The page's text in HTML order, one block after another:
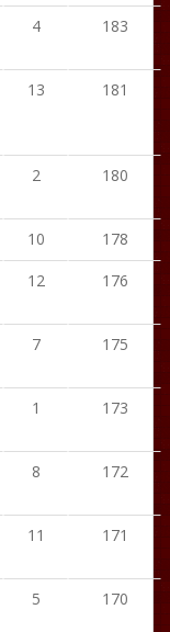
4 183
13 181
2 180
10
178
12 176
7 175
1 173
8 172
11 171
5 170